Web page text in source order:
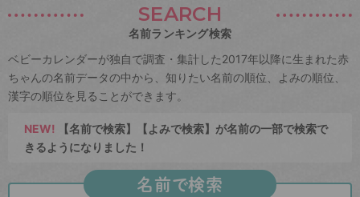
SEARCH
名前ランキング検索
ベビーカレンダーが独自で調査・集計した2017年以降に生まれた赤
ちゃんの名前データの中から、知りたい名前の順位、よみの順位、
漢字の順位を見ることができます。
NEW! 【名前で検索】【よみで検索】が名前の一部で検索で
きるようになりました！
名前で検索